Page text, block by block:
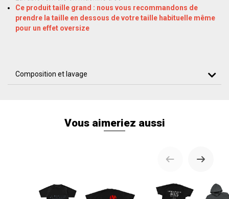
Ce produit taille grand : nous vous recommandons de
prendre la taille en dessous de votre taille habituelle même
pour un effet oversize
Composition et lavage
Vous aimeriez aussi